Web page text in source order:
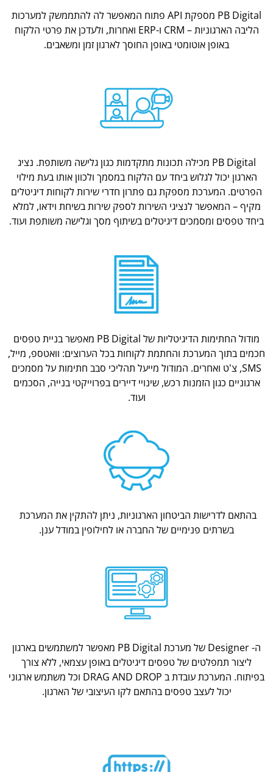
PB Digital מספקת API פתוח המאפשר לה להתממשק למערכות
הליבה הארגוניות – CRM ו-ERP ואחרות, ולעדכן את פרטי הלקוח
באופן אוטומטי באופן החוסך לארגון זמן ומשאבים.
PB Digital מכילה תכונות מתקדמות כגון גלישה משותפת. נציג
הארגון יכול לגלוש ביחד עם הלקוח במסמך ולכוון אותו בעת מילוי
הפרטים. המערכת מספקת גם פתרון חדרי שירות לקוחות דיגיטלים
מקיף – המאפשר לנציגי השירות לספק שירות בשיחת וידאו, למלא
ביחד טפסים ומסמכים דיגיטלים בשיתוף מסך וגלישה משותפת ועוד.
מודול החתימות הדיגיטליות של PB Digital מאפשר בניית טפסים
חכמים בתוך המערכת והחתמת לקוחות בכל הערוצים: וואטספ, מייל,
SMS, צ'ט ואחרים. המודול מייעל תהליכי סבב חתימות על מסמכים
ארגוניים כגון הזמנות רכש, שינויי דיירים בפרוייקטי בנייה, הסכמים
ועוד.
בהתאם לדרישות הביטחון הארגוניות, ניתן להתקין את המערכת
בשרתים פנימיים של החברה או לחילופין במודל ענן.
ה- Designer של מערכת PB Digital מאפשר למשתמשים בארגון
ליצור תמפלטים של טפסים דיגיטלים באופן עצמאי, ללא צורך
בפיתוח. המערכת עובדת ב DRAG AND DROP וכל משתמש ארגוני
יכול לעצב טפסים בהתאם לקו העיצובי של הארגון.